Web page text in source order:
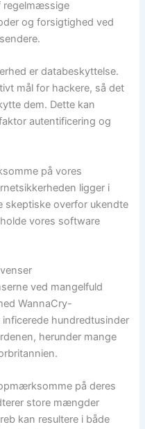
regelmæssige
og forsigtighed ved
er databeskyttelse.
mål for hackere, så det
dem. Dette kan
autentificering og
på vores
ligger i
overfor ukendte
vores software
ved mangelfuld
WannaCry-
hundredtusinder
herunder mange
på deres
store mængder
kan resultere i både